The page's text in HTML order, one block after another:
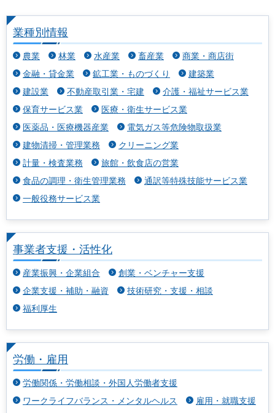
業種別情報
農業 林業 水産業 畜産業
商業・商店街
金融・貸金業
鉱工業・ものづくり
建築業
建設業
不動産取引業・宅建
介護・福祉サービス業
保育サービス業
医療・衛生サービス業
医薬品・医療機器産業
電気ガス等危険物取扱業
建物清掃・管理業務
クリーニング業
計量・検査業務
旅館・飲食店の営業
食品の調理・衛生管理業務
通訳等特殊技能サービス業
一般役務サービス業
事業者支援・活性化
産業振興・企業組合
創業・ベンチャー支援
企業支援・補助・融資
技術研究・支援・相談
福利厚生
労働・雇用
労働関係・労働相談・外国人労働者支援
ワークライフバランス・メンタルヘルス
雇用・就職支援